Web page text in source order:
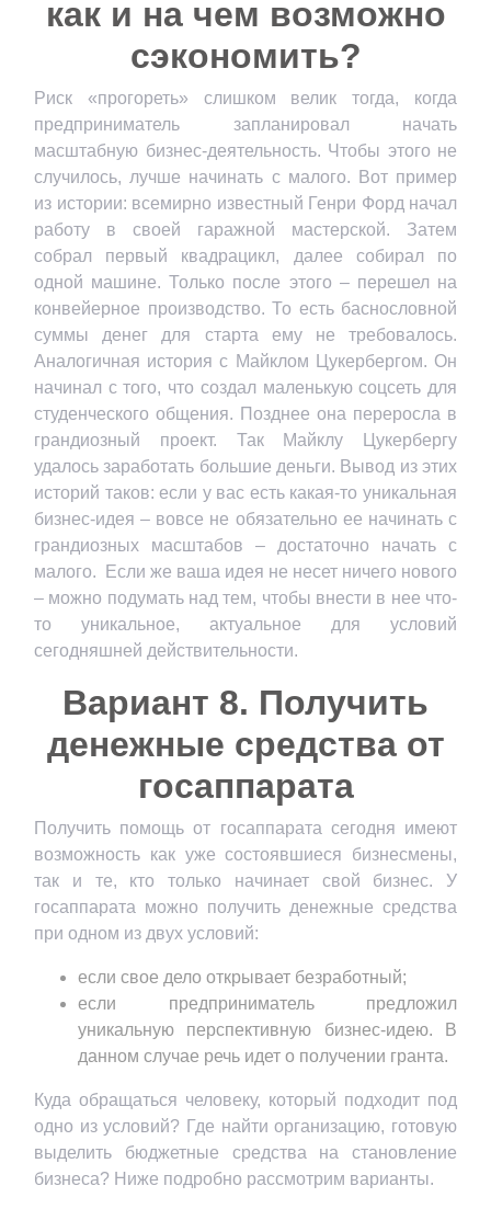
как и на чем возможно
сэкономить?
Риск «прогореть» слишком велик тогда, когда
предприниматель запланировал начать
масштабную бизнес-деятельность. Чтобы этого не
случилось, лучше начинать с малого. Вот пример
из истории: всемирно известный Генри Форд начал
работу в своей гаражной мастерской. Затем
собрал первый квадрацикл, далее собирал по
одной машине. Только после этого – перешел на
конвейерное производство. То есть баснословной
суммы денег для старта ему не требовалось.
Аналогичная история с Майклом Цукербергом. Он
начинал с того, что создал маленькую соцсеть для
студенческого общения. Позднее она переросла в
грандиозный проект. Так Майклу Цукербергу
удалось заработать большие деньги. Вывод из этих
историй таков: если у вас есть какая-то уникальная
бизнес-идея – вовсе не обязательно ее начинать с
грандиозных масштабов – достаточно начать с
малого. Если же ваша идея не несет ничего нового
– можно подумать над тем, чтобы внести в нее что-
то уникальное, актуальное для условий
сегодняшней действительности.
Вариант 8. Получить
денежные средства от
госаппарата
Получить помощь от госаппарата сегодня имеют
возможность как уже состоявшиеся бизнесмены,
так и те, кто только начинает свой бизнес. У
госаппарата можно получить денежные средства
при одном из двух условий:
если свое дело открывает безработный;
если предприниматель предложил
уникальную перспективную бизнес-идею. В
данном случае речь идет о получении гранта.
Куда обращаться человеку, который подходит под
одно из условий? Где найти организацию, готовую
выделить бюджетные средства на становление
бизнеса? Ниже подробно рассмотрим варианты.